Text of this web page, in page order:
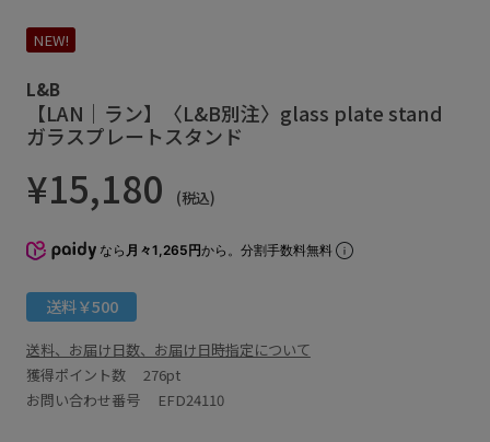
NEW!
L&B
【LAN｜ラン】〈L&B別注〉glass plate stand
ガラスプレートスタンド
¥15,180 (税込)
なら 月々1,265円から。分割手数料無料
送料￥500
送料、お届け日数、お届け日時指定について
獲得ポイント数 276pt
お問い合わせ番号 EFD24110